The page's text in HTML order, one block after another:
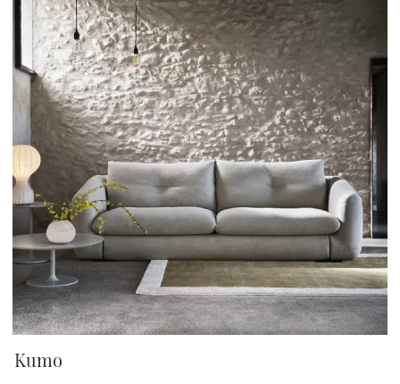
Kumo